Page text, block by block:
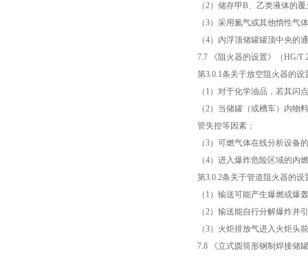
（2）储存甲B、乙类液体的
（3）采用氮气或其他惰性气
（4）内浮顶储罐罐顶中央的
7.7 《阻火器的设置》（HG/T
第3.0.1条关于放空阻火器的设
（1）对于化学油品，若其
（2）当储罐（或槽车）内
管失控等因素；
（3）可燃气体在线分析设备
（4）进入爆炸危险区域的内
第3.0.2条关于管道阻火器的设
（1）输送可能产生爆燃或
（2）输送能自行分解爆炸
（3）火炬排放气进入火炬头
7.8 《立式圆筒形钢制焊接储